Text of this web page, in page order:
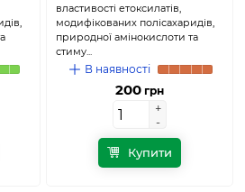
властивості етоксилатів,
модифікованих полісахаридів,
природної амінокислоти та
стиму...
В наявності
200 грн
+
-
+
-
Купити